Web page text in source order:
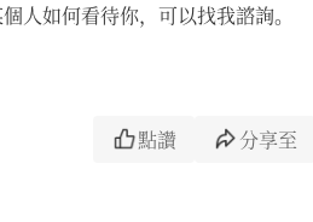
人如何看待你，可以找我諮詢。
點讚 分享至